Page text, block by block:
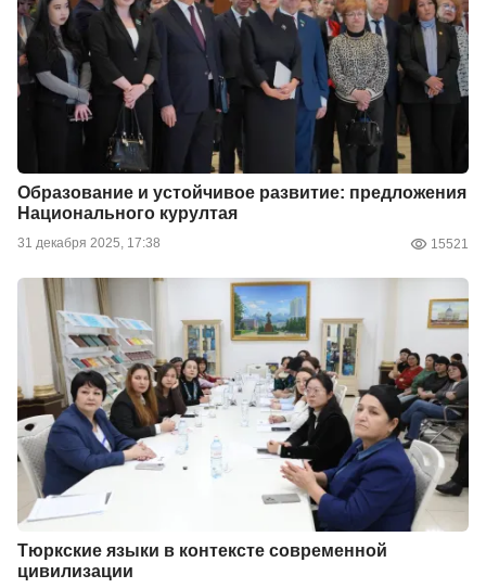
Образование и устойчивое развитие: предложения
Национального курултая
31 декабря 2025, 17:38 15521
Тюркские языки в контексте современной
цивилизации